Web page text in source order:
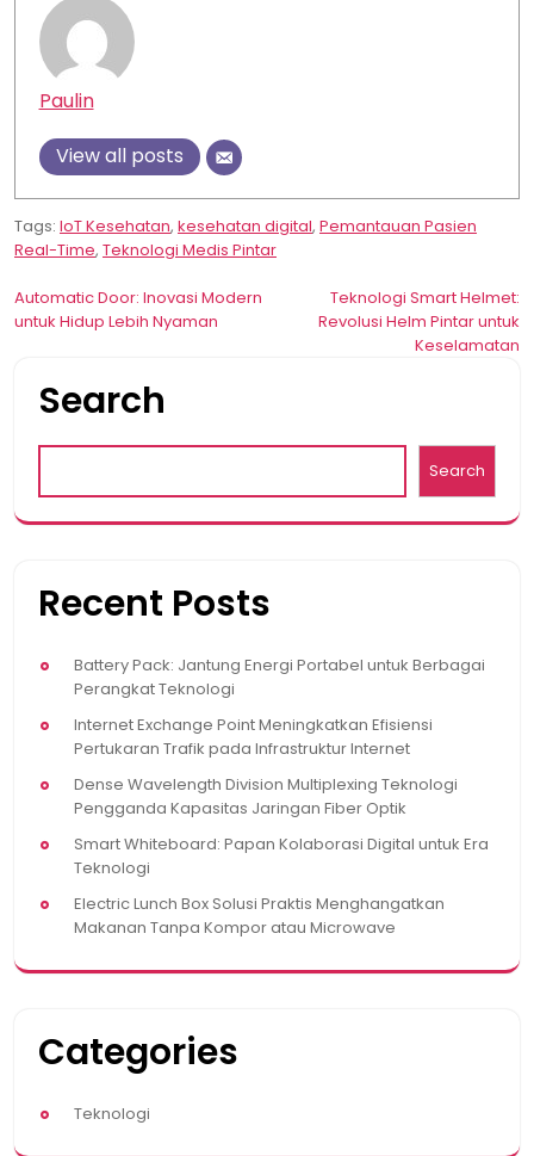
Paulin
View all posts
Tags: IoT Kesehatan, kesehatan digital, Pemantauan Pasien
Real-Time, Teknologi Medis Pintar
Post
navigation
Automatic Door: Inovasi Modern
untuk Hidup Lebih Nyaman
Teknologi Smart Helmet:
Revolusi Helm Pintar untuk
Keselamatan
Search
Search
Recent Posts
Battery Pack: Jantung Energi Portabel untuk Berbagai
Perangkat Teknologi
Internet Exchange Point Meningkatkan Efisiensi
Pertukaran Trafik pada Infrastruktur Internet
Dense Wavelength Division Multiplexing Teknologi
Pengganda Kapasitas Jaringan Fiber Optik
Smart Whiteboard: Papan Kolaborasi Digital untuk Era
Teknologi
Electric Lunch Box Solusi Praktis Menghangatkan
Makanan Tanpa Kompor atau Microwave
Categories
Teknologi